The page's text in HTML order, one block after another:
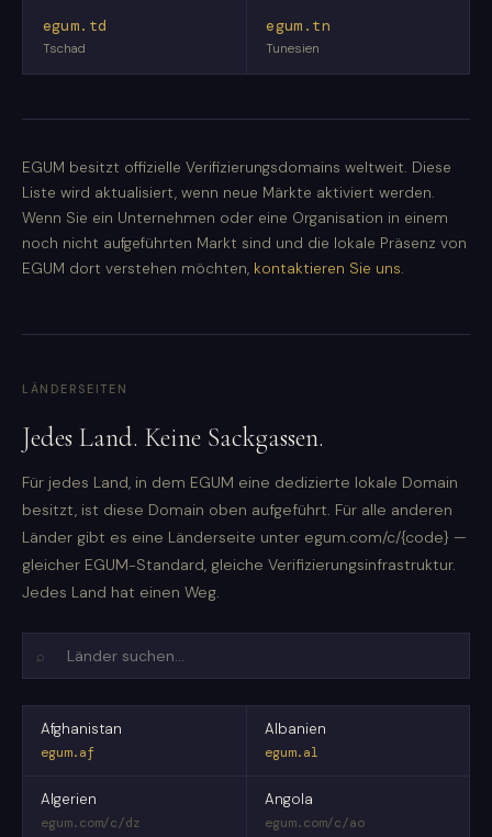
egum.td
Tschad
egum.tn
Tunesien
EGUM besitzt offizielle Verifizierungsdomains weltweit. Diese
Liste wird aktualisiert, wenn neue Märkte aktiviert werden.
Wenn Sie ein Unternehmen oder eine Organisation in einem
noch nicht aufgeführten Markt sind und die lokale Präsenz von
EGUM dort verstehen möchten, kontaktieren Sie uns.
LÄNDERSEITEN
Jedes Land. Keine Sackgassen.
Für jedes Land, in dem EGUM eine dedizierte lokale Domain
besitzt, ist diese Domain oben aufgeführt. Für alle anderen
Länder gibt es eine Länderseite unter egum.com/c/{code} —
gleicher EGUM-Standard, gleiche Verifizierungsinfrastruktur.
Jedes Land hat einen Weg.
⌕
Afghanistan
egum.af
Albanien
egum.al
Algerien
egum.com/c/dz
Angola
egum.com/c/ao